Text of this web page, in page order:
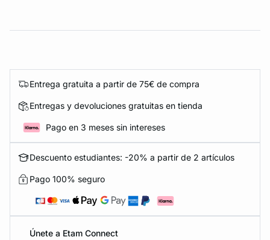
Entrega gratuita a partir de 75€ de compra
Entregas y devoluciones gratuitas en tienda
Pago en 3 meses sin intereses
Descuento estudiantes: -20% a partir de 2 artículos
Pago 100% seguro
Únete a Etam Connect